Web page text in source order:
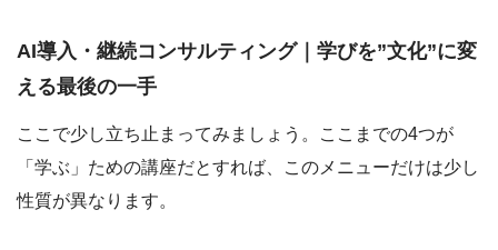
AI導入・継続コンサルティング｜学びを”文化”に変
える最後の一手
ここで少し立ち止まってみましょう。ここまでの4つが
「学ぶ」ための講座だとすれば、このメニューだけは少し
性質が異なります。